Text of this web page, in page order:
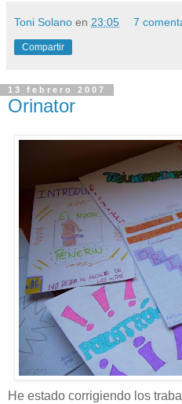
Toni Solano en 23:05 7
Compartir
13 febrero 2007
Orinator
He estado corrigiendo los